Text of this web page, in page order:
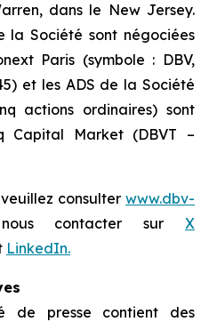
dans le New Jersey.
la Société sont négociées
Paris (symbole : DBV,
et les ADS de la Société
actions ordinaires) sont
Capital Market (DBVT –
consulter www.dbv-
contacter sur X
LinkedIn.
de presse contient des